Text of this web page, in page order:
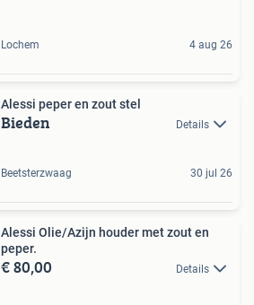
Lochem 4 aug 26
Alessi peper en zout stel
Bieden Details
Beetsterzwaag 30 jul 26
Alessi Olie/Azijn houder met zout en
peper.
€ 80,00 Details